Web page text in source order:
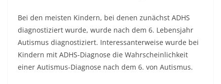
Bei den meisten Kindern, bei denen zunächst ADHS
diagnostiziert wurde, wurde nach dem 6. Lebensjahr
Autismus diagnostiziert. Interessanterweise wurde bei
Kindern mit ADHS-Diagnose die Wahrscheinlichkeit
einer Autismus-Diagnose nach dem 6. von Autismus.